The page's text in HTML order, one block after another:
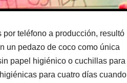
teléfono a producción, resultó
un pedazo de coco como única
papel higiénico o cuchillas para
para cuatro días cuando